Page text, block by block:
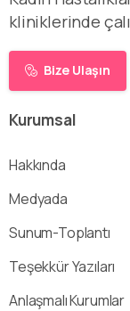
kliniklerinde
Bize Ulaşın
Kurumsal
Hakkında
Medyada
Sunum-Toplantı
Teşekkür Yazıları
Anlaşmalı Kurumlar